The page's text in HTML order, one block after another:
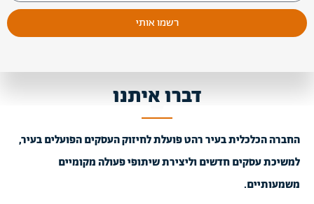
רשמו אותי
דברו איתנו
החברה הכלכלית בעיר רהט פועלת לחיזוק העסקים הפועלים בעיר,
למשיכת עסקים חדשים וליצירת שיתופי פעולה מקומיים
משמעותיים.